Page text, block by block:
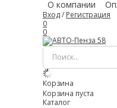
О компании
Вход/ Регистрация
0
0
Корзина
Корзина пуста
Каталог